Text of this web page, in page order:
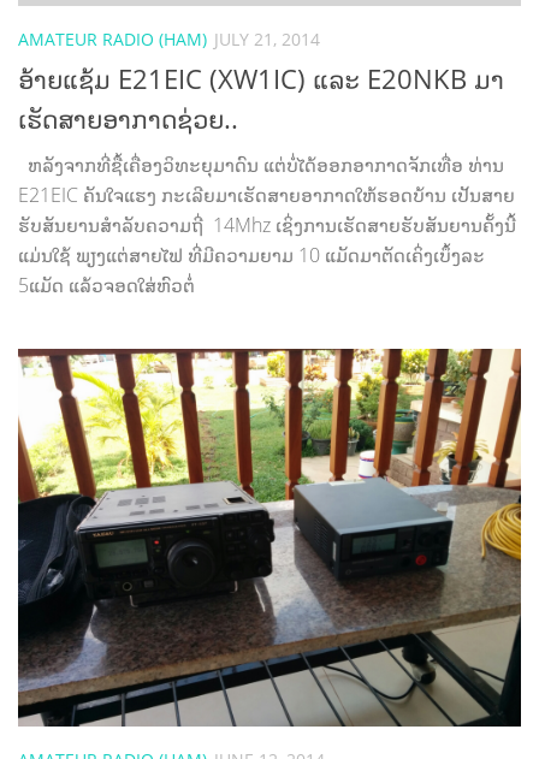
AMATEUR RADIO (HAM) JULY 21, 2014
ອ້າຍແຊ້ມ E21EIC (XW1IC) ແລະ E20NKB ມາ
ເຮັດສາຍອາກາດຊ່ວຍ..
ຫລັງຈາກທີ່ຊື້ເຄື່ອງວິທະຍຸມາດົນ ແຕ່ບໍ່ໄດ້ອອກອາກາດຈັກເທື່ອ ທ່ານ
E21EIC ຄັນໃຈແຮງ ກະເລີຍມາເຮັດສາຍອາກາດໃຫ້ຮອດບ້ານ ເປັນສາຍ
ຮັບສັນຍານສຳລັບຄວາມຖີ່ 14Mhz ເຊິ່ງການເຮັດສາຍຮັບສັນຍານຄັ້ງນີ້
ແມ່ນໃຊ້ ພຽງແຕ່ສາຍໄຟ ທີ່ມີຄວາມຍາມ 10 ແມັດມາຕັດເຄິ່ງເບຶ້ງລະ
5ແມັດ ແລ້ວຈອດໃສ່ຫົວຕໍ່